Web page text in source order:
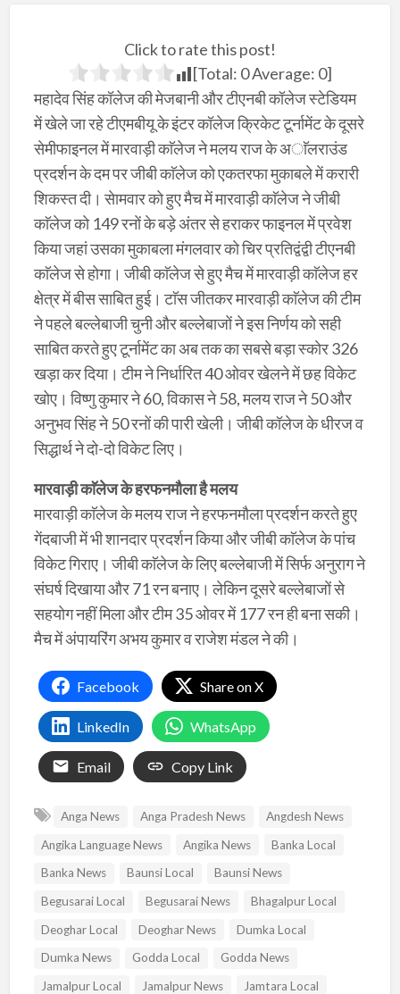
Click to rate this post!
[Total: 0Average: 0]
महादेव सिंह कॉलेज की मेजबानी और टीएनबी कॉलेज स्टेडियम
में खेले जा रहे टीएमबीयू के इंटर कॉलेज क्रिकेट टूर्नामेंट के दूसरे
सेमीफाइनल में मारवाड़ी काॅलेज ने मलय राज के अाॅलराउंड
प्रदर्शन के दम पर जीबी काॅलेज काे एकतरफा मुकाबले में करारी
शिकस्त दी। सेामवार काे हुए मैच में मारवाड़ी काॅलेज ने जीबी
काॅलेज काे 149 रनाें के बड़े अंतर से हराकर फाइनल में प्रवेश
किया जहां उसका मुकाबला मंगलवार काे चिर प्रतिद्वंद्वी टीएनबी
काॅलेज से हाेगा। जीबी काॅलेज से हुए मैच में मारवाड़ी काॅलेज हर
क्षेत्र में बीस साबित हुई। टाॅस जीतकर मारवाड़ी काॅलेज की टीम
ने पहले बल्लेबाजी चुनी और बल्लेबाजाें ने इस निर्णय काे सही
साबित करते हुए टूर्नामेंट का अब तक का सबसे बड़ा स्काेर 326
खड़ा कर दिया। टीम ने निर्धारित 40 ओवर खेलने में छह विकेट
खोए। विष्णु कुमार ने 60, विकास ने 58, मलय राज ने 50 और
अनुभव सिंह ने 50 रनों की पारी खेली। जीबी कॉलेज के धीरज व
सिद्धार्थ ने दो-दो विकेट लिए।
मारवाड़ी काॅलेज के हरफनमौला है मलय
मारवाड़ी काॅलेज के मलय राज ने हरफनमाैला प्रदर्शन करते हुए
गेंदबाजी में भी शानदार प्रदर्शन किया और जीबी काॅलेज के पांच
विकेट गिराए। जीबी काॅलेज के लिए बल्लेबाजी में सिर्फ अनुराग ने
संघर्ष दिखाया और 71 रन बनाए। लेकिन दूसरे बल्लेबाजाें से
सहयाेग नहीं मिला और टीम 35 ओवर में 177 रन ही बना सकी।
मैच में अंपायरिंग अभय कुमार व राजेश मंडल ने की।
Facebook Share on X
LinkedIn WhatsApp
Email Copy Link
Anga News Anga Pradesh News
Angdesh News
Angika Language News
Angika News
Banka Local
Banka News
Baunsi Local
Baunsi News
Begusarai Local
Begusarai News
Bhagalpur Local
Deoghar Local
Deoghar News
Dumka Local
Dumka News
Godda Local
Godda News
Jamalpur Local
Jamalpur News
Jamtara Local